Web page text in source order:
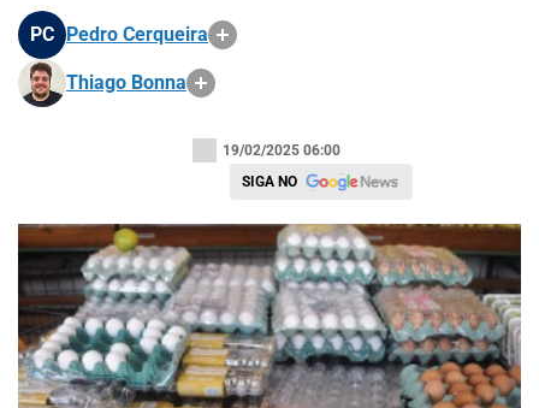
PC Pedro Cerqueira
Thiago Bonna
19/02/2025 06:00
SIGA NO